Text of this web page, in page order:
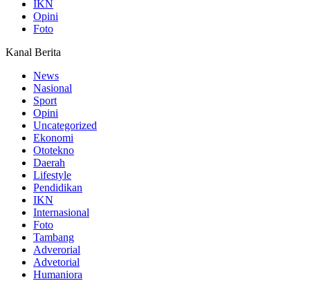
IKN
Opini
Foto
Kanal Berita
News
Nasional
Sport
Opini
Uncategorized
Ekonomi
Ototekno
Daerah
Lifestyle
Pendidikan
IKN
Internasional
Foto
Tambang
Adverorial
Advetorial
Humaniora